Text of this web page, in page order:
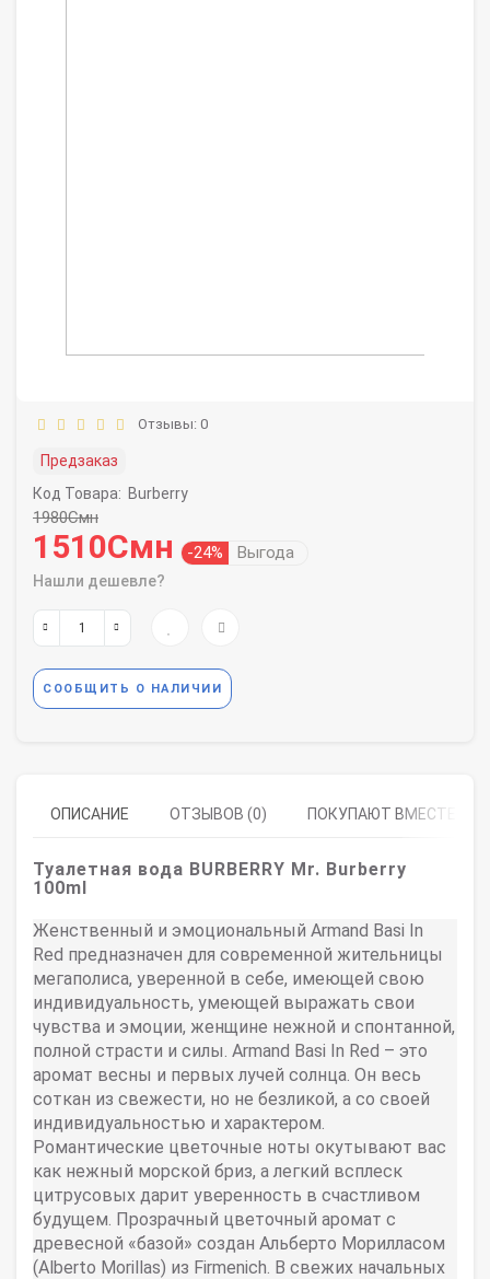
Отзывы: 0
Предзаказ
Код Товара: Burberry
1980Смн
1510Смн -24% Выгода
Нашли дешевле?
СООБЩИТЬ О НАЛИЧИИ
ОПИСАНИЕ ОТЗЫВОВ (0) ПОКУПАЮТ ВМЕСТЕ
Туалетная вода BURBERRY Mr. Burberry
100ml
Женственный и эмоциональный Armand Basi In
Red предназначен для современной жительницы
мегаполиса, уверенной в себе, имеющей свою
индивидуальность, умеющей выражать свои
чувства и эмоции, женщине нежной и спонтанной,
полной страсти и силы. Armand Basi In Red – это
аромат весны и первых лучей солнца. Он весь
соткан из свежести, но не безликой, а со своей
индивидуальностью и характером.
Романтические цветочные ноты окутывают вас
как нежный морской бриз, а легкий всплеск
цитрусовых дарит уверенность в счастливом
будущем. Прозрачный цветочный аромат с
древесной «базой» создан Альберто Морилласом
(Alberto Morillas) из Firmenich. В свежих начальных